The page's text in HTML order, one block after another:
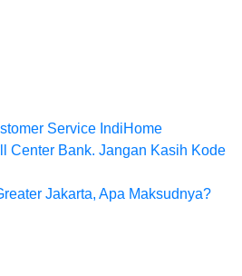
Service IndiHome
Center Bank. Jangan Kasih Kode
Jakarta, Apa Maksudnya?